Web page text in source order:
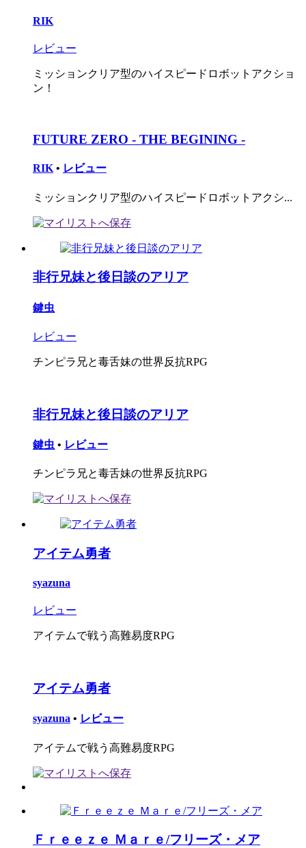
RIK
レビュー
ミッションクリア型のハイスピードロボットアクショ
ン！
FUTURE ZERO - THE BEGINING -
RIK • レビュー
ミッションクリア型のハイスピードロボットアクシ...
非行兄妹と後日談のアリア
鍵虫
レビュー
チンピラ兄と毒舌妹の世界反抗RPG
非行兄妹と後日談のアリア
鍵虫 • レビュー
チンピラ兄と毒舌妹の世界反抗RPG
アイテム勇者
syazuna
レビュー
アイテムで戦う高難易度RPG
アイテム勇者
syazuna • レビュー
アイテムで戦う高難易度RPG
Ｆｒｅｅｚｅ Ｍａｒｅ/フリーズ・メア